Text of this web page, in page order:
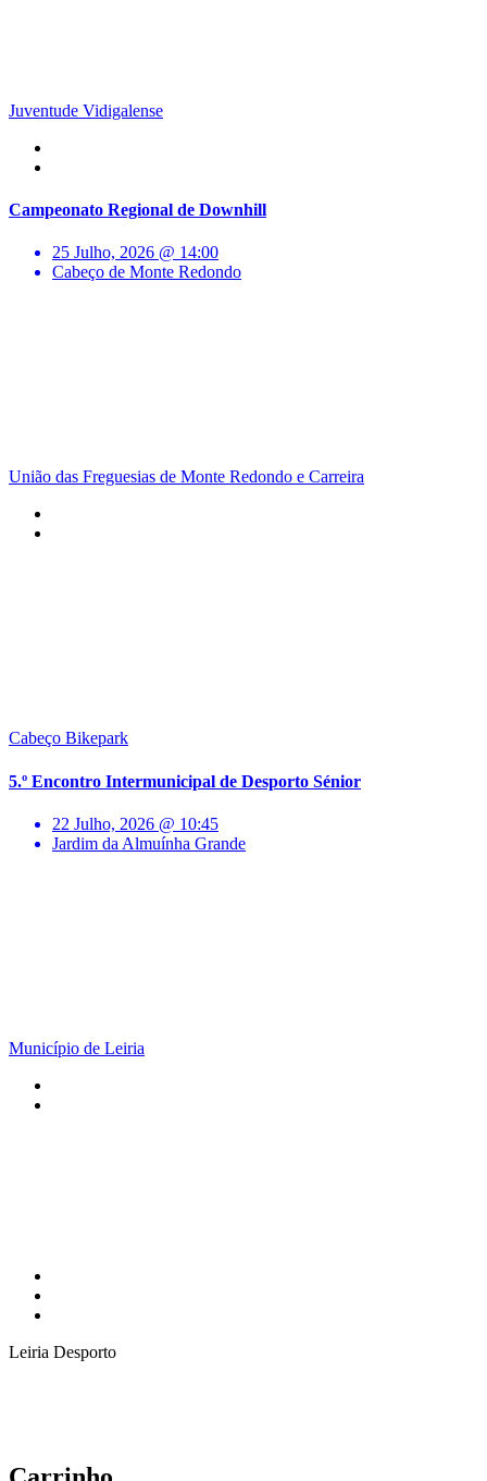
Juventude Vidigalense
Campeonato Regional de Downhill
25 Julho, 2026 @ 14:00
Cabeço de Monte Redondo
União das Freguesias de Monte Redondo e Carreira
Cabeço Bikepark
5.º Encontro Intermunicipal de Desporto Sénior
22 Julho, 2026 @ 10:45
Jardim da Almuínha Grande
Município de Leiria
Leiria Desporto